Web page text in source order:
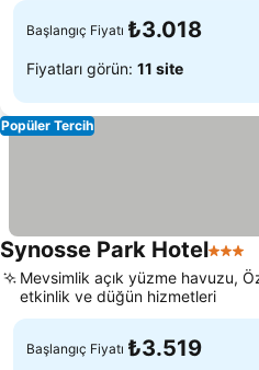
Başlangıç Fiyatı ₺3.018
Fiyatları görün: 11 site
Popüler Tercih
Synosse Park Hotel3 Yıldız
Mevsimlik açık yüzme havuzu,
etkinlik ve düğün hizmetleri
Başlangıç Fiyatı ₺3.519